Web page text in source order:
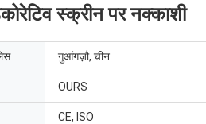
स्क्रीन पर नक्काशी
गुआंगज़ौ, चीन
OURS
CE, ISO